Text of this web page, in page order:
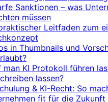
Sanktionen – was
müssen
Leitfaden zum
in Thumbnails und
man KI Protokoll führen
lassen?
& KI-Recht: So
fit für die Zukunft